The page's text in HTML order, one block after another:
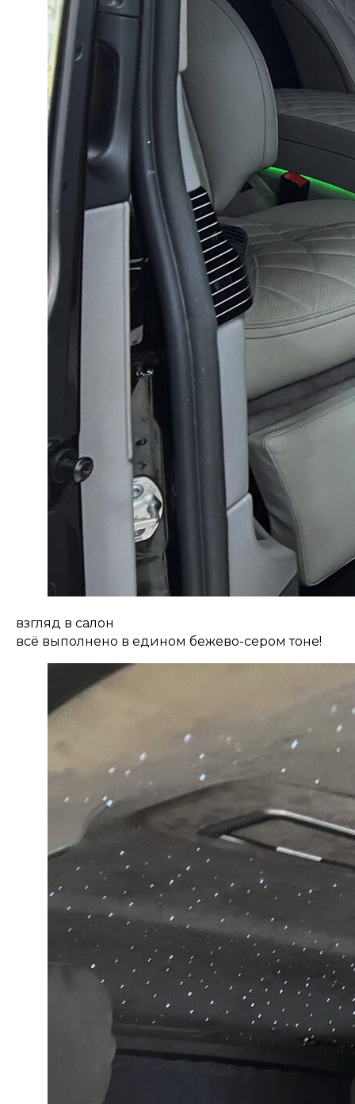
взгляд в салон
всё выполнено в едином бежево-сером тоне!